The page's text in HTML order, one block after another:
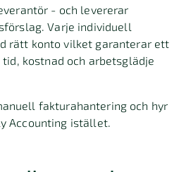
- och levererar
Varje individuell
rätt konto vilket garanterar ett
kostnad och arbetsglädje
fakturahantering och hyr
Accounting istället.